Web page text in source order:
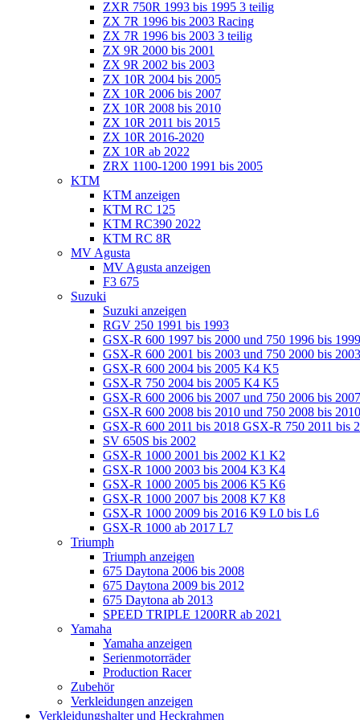
ZXR 750R 1993 bis 1995 3 teilig
ZX 7R 1996 bis 2003 Racing
ZX 7R 1996 bis 2003 3 teilig
ZX 9R 2000 bis 2001
ZX 9R 2002 bis 2003
ZX 10R 2004 bis 2005
ZX 10R 2006 bis 2007
ZX 10R 2008 bis 2010
ZX 10R 2011 bis 2015
ZX 10R 2016-2020
ZX 10R ab 2022
ZRX 1100-1200 1991 bis 2005
KTM
KTM anzeigen
KTM RC 125
KTM RC390 2022
KTM RC 8R
MV Agusta
MV Agusta anzeigen
F3 675
Suzuki
Suzuki anzeigen
RGV 250 1991 bis 1993
GSX-R 600 1997 bis 2000 und 750 1996 bis 1999
GSX-R 600 2001 bis 2003 und 750 2000 bis
GSX-R 600 2004 bis 2005 K4 K5
GSX-R 750 2004 bis 2005 K4 K5
GSX-R 600 2006 bis 2007 und 750 2006 bis
GSX-R 600 2008 bis 2010 und 750 2008 bis
GSX-R 600 2011 bis 2018 GSX-R 750 2011 bis
SV 650S bis 2002
GSX-R 1000 2001 bis 2002 K1 K2
GSX-R 1000 2003 bis 2004 K3 K4
GSX-R 1000 2005 bis 2006 K5 K6
GSX-R 1000 2007 bis 2008 K7 K8
GSX-R 1000 2009 bis 2016 K9 L0 bis L6
GSX-R 1000 ab 2017 L7
Triumph
Triumph anzeigen
675 Daytona 2006 bis 2008
675 Daytona 2009 bis 2012
675 Daytona ab 2013
SPEED TRIPLE 1200RR ab 2021
Yamaha
Yamaha anzeigen
Serienmotorräder
Production Racer
Zubehör
Verkleidungen anzeigen
Verkleidungshalter und Heckrahmen